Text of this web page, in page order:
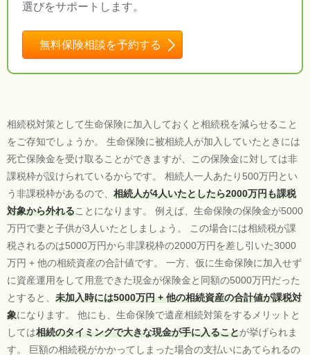
選びをサポートします。
無料保険相談を予約する
相続税対策として生命保険に加入しておくと相続税を減らせること
をご存知でしょうか。 生命保険に被相続人が加入していたときには
死亡保険金を受け取ることができますが、この保険金に対しては非
課税枠が設けられているからです。 相続人一人あたり500万円とい
う非課税枠があるので、 相続人が4人いたとしたら2000万円も課税
対象から外れることになります。 例えば、生命保険の保険金が5000
万円で妻と子供が3人いたとしましょう。 この場合には相続税が課
税されるのは5000万円から非課税枠の2000万円を差し引いた3000
万円 + 他の相続資産の合計値です。 一方、仮に生命保険に加入せず
に資産運用をして用意できた現金が保険金と同額の5000万円だった
とすると、 未加入時には5000万円 + 他の相続資産の合計値が課税対
象になります。 他にも、生命保険で遺産相続対策をするメリットと
しては相続のタイミングで大きな現金が手に入ることが挙げられま
す。 巨額の相続税がかかってしまった場合の支払いにあてられるの